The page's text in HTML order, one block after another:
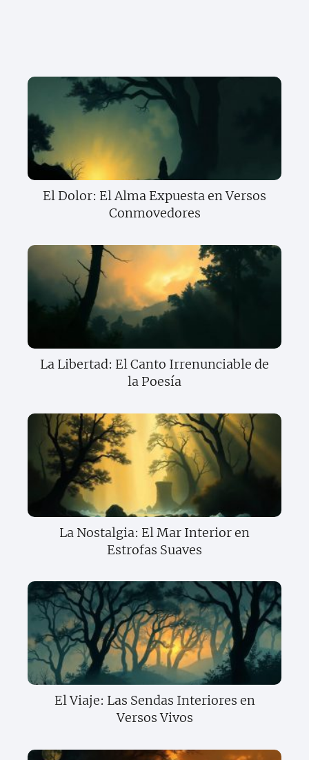
El Dolor: El Alma Expuesta en Versos
Conmovedores
La Libertad: El Canto Irrenunciable de
la Poesía
La Nostalgia: El Mar Interior en
Estrofas Suaves
El Viaje: Las Sendas Interiores en
Versos Vivos